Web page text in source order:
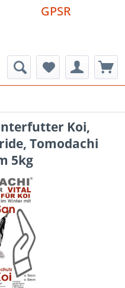
GPSR
Koi,
Tomodachi
5kg